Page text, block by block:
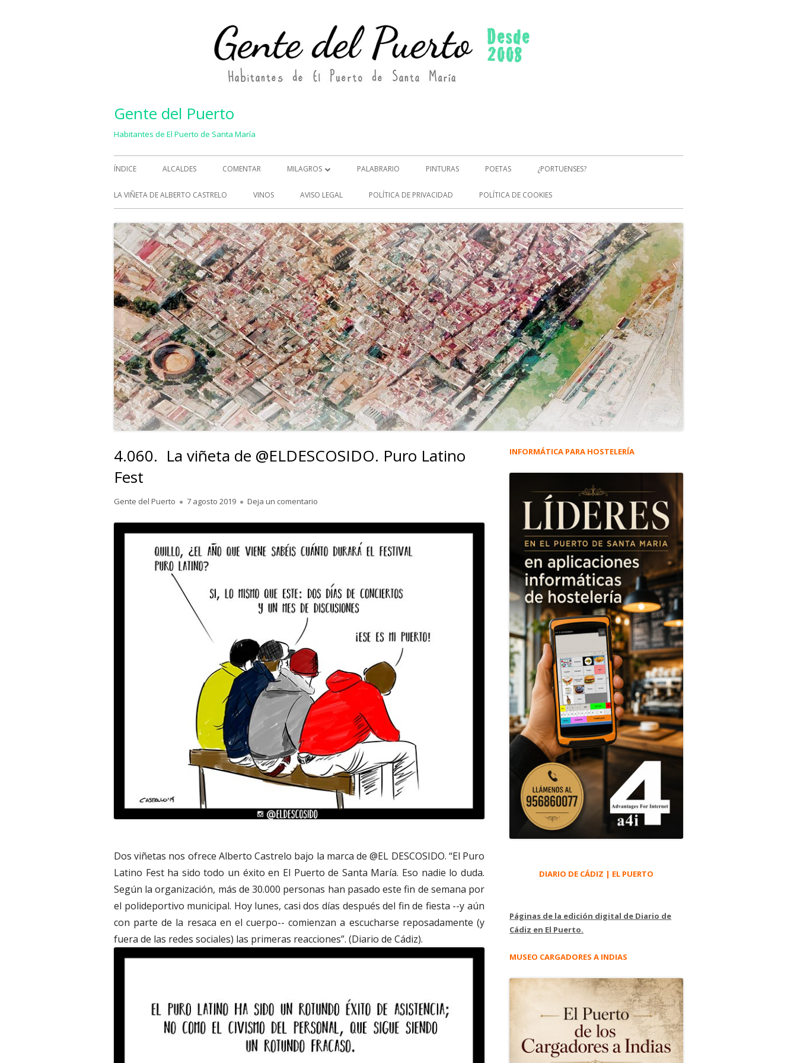
Gente del Puerto
Habitantes de El Puerto de Santa María
Menú
principal
ÍNDICE ALCALDES COMENTAR MILAGROS
MILAGROS (2)
PALABRARIO PINTURAS POETAS ¿PORTUENSES?
LA VIÑETA DE ALBERTO CASTRELO VINOS AVISO LEGAL POLÍTICA DE PRIVACIDAD POLÍTICA DE COOKIES
4.060. La viñeta de @ELDESCOSIDO. Puro Latino
Fest
Autor
Gente del Puerto
Publicado
7 agosto 2019 Deja un comentario para 4.060. La viñeta de @ELDESCOSIDO. Puro Latino Fest
Dos viñetas nos ofrece Alberto Castrelo bajo la marca de @EL DESCOSIDO. “El Puro
Latino Fest ha sido todo un éxito en El Puerto de Santa María. Eso nadie lo duda.
Según la organización, más de 30.000 personas han pasado este fin de semana por
el polideportivo municipal. Hoy lunes, casi dos días después del fin de fiesta --y aún
con parte de la resaca en el cuerpo-- comienzan a escucharse reposadamente (y
fuera de las redes sociales) las primeras reacciones”. (Diario de Cádiz).
Barra
principal
INFORMÁTICA PARA HOSTELERÍA
DIARIO DE CÁDIZ | EL PUERTO
Páginas de la edición digital de Diario de
Cádiz en El Puerto.
MUSEO CARGADORES A INDIAS